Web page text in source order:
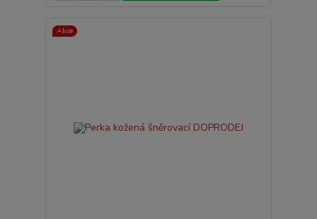
Akce